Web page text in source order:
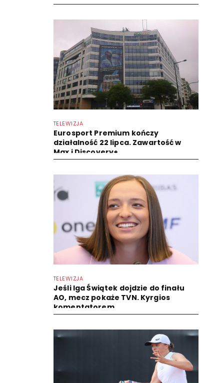
TELEWIZJA
Eurosport Premium kończy
działalność 22 lipca. Zawartość w
Max i Discovery+
TELEWIZJA
Jeśli Iga Świątek dojdzie do finału
AO, mecz pokaże TVN. Kyrgios
komentatorem